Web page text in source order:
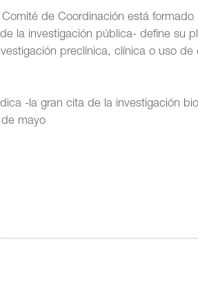
de Coordinación está formado
la investigación pública- define su
preclínica, clínica o uso de
-la gran cita de la investigación
mayo